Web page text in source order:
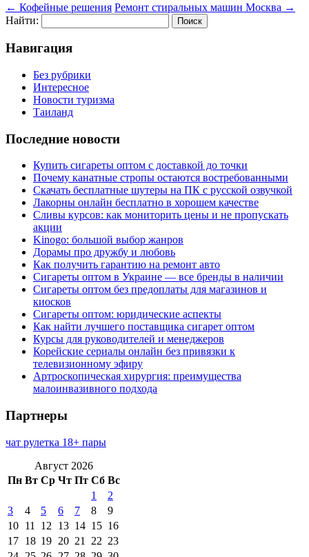
← Кофейные решения Ремонт стиральных машин Москва →
Найти:
Навигация
Без рубрики
Интересное
Новости туризма
Таиланд
Последние новости
Купить сигареты оптом с доставкой до точки
Почему канатные стропы остаются востребованными
Скачать бесплатные шутеры на ПК с русской озвучкой
Лакорны онлайн бесплатно в хорошем качестве
Сливы курсов: как мониторить цены и не пропускать
акции
Kinogo: большой выбор жанров
Дорамы про дружбу и любовь
Как получить гарантию на ремонт авто
Сигареты оптом в Украине — все бренды в наличии
Сигареты оптом без предоплаты для магазинов и
киосков
Сигареты оптом: юридические аспекты
Как найти лучшего поставщика сигарет оптом
Курсы для руководителей и менеджеров
Корейские сериалы онлайн без привязки к
телевизионному эфиру
Артроскопическая хирургия: преимущества
малоинвазивного подхода
Партнеры
чат рулетка 18+ пары
Август 2026
Пн Вт Ср Чт Пт Сб Вс
1
2
3
4 5 6 7 8
9
10 11 12 13 14 15 16
17 18 19 20 21 22 23